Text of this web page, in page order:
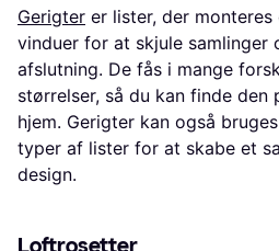
Gerigter er lister, der
vinduer for at skjule
afslutning. De fås i mange
størrelser, så du kan finde
hjem. Gerigter kan også
typer af lister for at skabe et
design.
Loftrosetter